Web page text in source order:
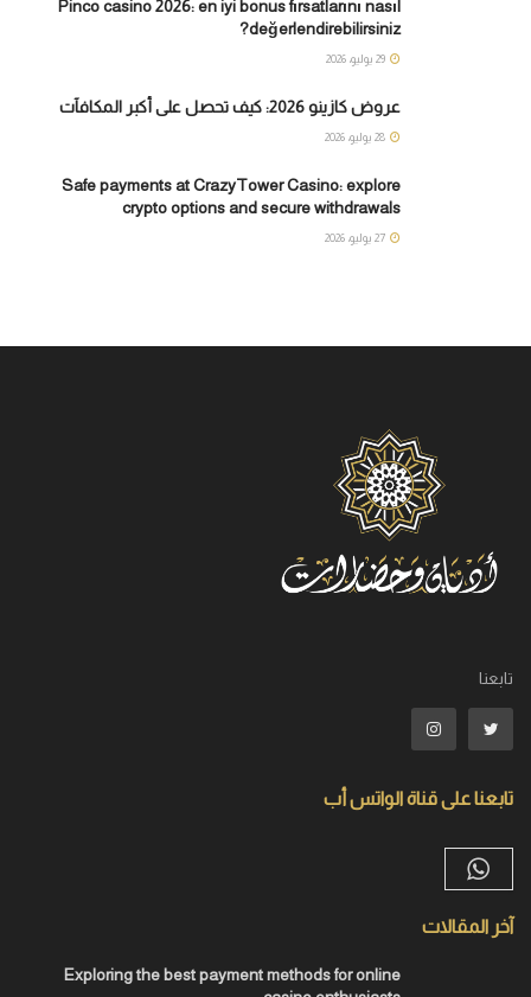
Pinco casino 2026: en iyi bonus fırsatlarını nasıl
değerlendirebilirsiniz?
عروض كازينو 2026: كيف تحصل على أكبر المكافآت
Safe payments at CrazyTower Casino: explore
crypto options and secure withdrawals
تابعنا
تابعنا على قناة الواتس أب
آخر المقالات
Exploring the best payment methods for online